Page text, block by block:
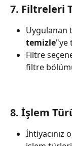
7. Filtreleri
Uygulanan
temizle"ye
Filtre
filtre
8. İşlem
İhtiyacınız